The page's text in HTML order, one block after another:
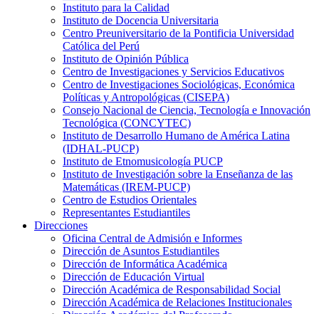
Instituto para la Calidad
Instituto de Docencia Universitaria
Centro Preuniversitario de la Pontificia Universidad
Católica del Perú
Instituto de Opinión Pública
Centro de Investigaciones y Servicios Educativos
Centro de Investigaciones Sociológicas, Económica
Políticas y Antropológicas (CISEPA)
Consejo Nacional de Ciencia, Tecnología e Innovación
Tecnológica (CONCYTEC)
Instituto de Desarrollo Humano de América Latina
(IDHAL-PUCP)
Instituto de Etnomusicología PUCP
Instituto de Investigación sobre la Enseñanza de las
Matemáticas (IREM-PUCP)
Centro de Estudios Orientales
Representantes Estudiantiles
Direcciones
Oficina Central de Admisión e Informes
Dirección de Asuntos Estudiantiles
Dirección de Informática Académica
Dirección de Educación Virtual
Dirección Académica de Responsabilidad Social
Dirección Académica de Relaciones Institucionales